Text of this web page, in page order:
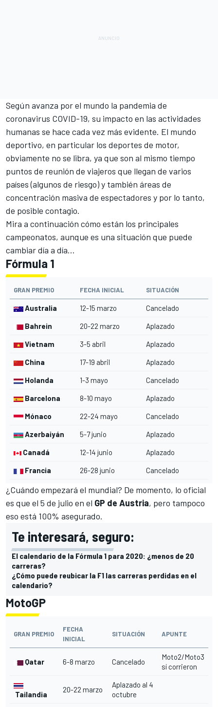
Según avanza por el mundo la pandemia de
coronavirus COVID-19, su impacto en las actividades
humanas se hace cada vez más evidente. El mundo
deportivo, en particular los deportes de motor,
obviamente no se libra, ya que son al mismo tiempo
puntos de reunión de viajeros que llegan de varios
países (algunos de riesgo) y también áreas de
concentración masiva de espectadores y por lo tanto,
de posible contagio.
Mira a continuación cómo están los principales
campeonatos, aunque es una situación que puede
cambiar día a día...
Fórmula 1
GRAN PREMIO FECHA INICIAL SITUACIÓN
Australia 12-15 marzo Cancelado
Bahrein 20-22 marzo Aplazado
Vietnam 3-5 abril Aplazado
China 17-19 abril Aplazado
Holanda 1-3 mayo Cancelado
Barcelona 8-10 mayo Aplazado
Mónaco 22-24 mayo Cancelado
Azerbaiyán 5-7 junio Aplazado
Canadá 12-14 junio Aplazado
Francia 26-28 junio Cancelado
¿Cuándo empezará el mundial? De momento, lo oficial
es que el 5 de julio en el GP de Austria, pero tampoco
eso está 100% asegurado.
Te interesará, seguro:
El calendario de la Fórmula 1 para 2020: ¿menos de 20
carreras?
¿Cómo puede reubicar la F1 las carreras perdidas en el
calendario?
MotoGP
GRAN PREMIO
FECHA
INICIAL
SITUACIÓN APUNTE
Qatar 6-8 marzo Cancelado
Moto2/Moto3
sí corrieron
Tailandia
20-22 marzo
Aplazado al 4
octubre